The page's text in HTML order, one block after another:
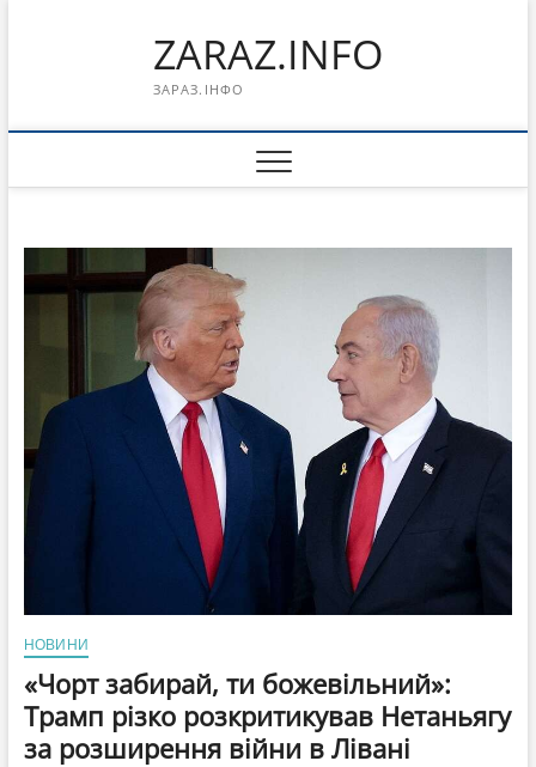
ZARAZ.INFO
ЗАРАЗ.ІНФО
НОВИНИ
«Чорт забирай, ти божевільний»:
Трамп різко розкритикував Нетаньягу
за розширення війни в Лівані